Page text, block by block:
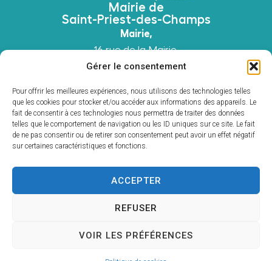
Gérer le consentement
Pour offrir les meilleures expériences, nous utilisons des technologies telles
que les cookies pour stocker et/ou accéder aux informations des appareils. Le
fait de consentir à ces technologies nous permettra de traiter des données
telles que le comportement de navigation ou les ID uniques sur ce site. Le fait
de ne pas consentir ou de retirer son consentement peut avoir un effet négatif
sur certaines caractéristiques et fonctions.
ACCEPTER
REFUSER
VOIR LES PRÉFÉRENCES
Mairie de
Saint-Priest-des-Champs
Mairie,
16 rue de la Mairie,
63640 Saint-Priest-des-Champs
Contacter la mairie
Horaires d'ouverture Mairie
Du lundi au vendredi : 8h30 à 12h00 et 13h00 à
17h30 et lesamedi: 9h00 à 12h00
lundi au vendredi: 8h30 à 12h00 et 13h00 à
16h00 et lesamedi: 9h00 à 11h00
AccessibilitéMentions légalesPlan du site